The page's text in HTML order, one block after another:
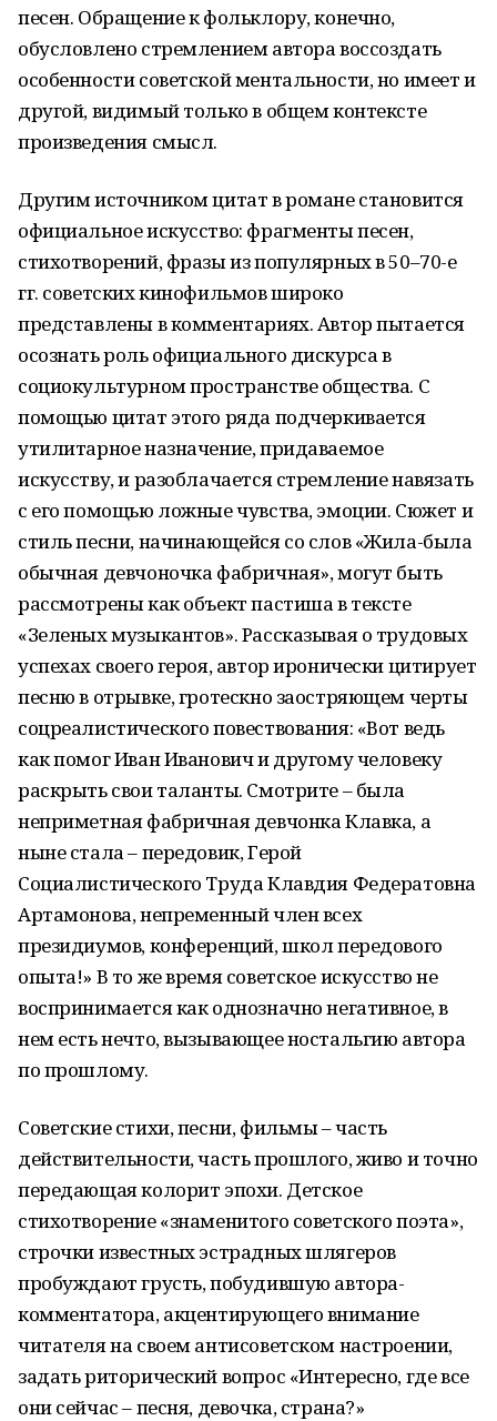
песен. Обращение к фольклору, конечно,
обусловлено стремлением автора воссоздать
особенности советской ментальности, но имеет и
другой, видимый только в общем контексте
произведения смысл.
Другим источником цитат в романе становится
официальное искусство: фрагменты песен,
стихотворений, фразы из популярных в 50–70-е
гг. советских кинофильмов широко
представлены в комментариях. Автор пытается
осознать роль официального дискурса в
социокультурном пространстве общества. С
помощью цитат этого ряда подчеркивается
утилитарное назначение, придаваемое
искусству, и разоблачается стремление навязать
с его помощью ложные чувства, эмоции. Сюжет и
стиль песни, начинающейся со слов «Жила-была
обычная девчоночка фабричная», могут быть
рассмотрены как объект пастиша в тексте
«Зеленых музыкантов». Рассказывая о трудовых
успехах своего героя, автор иронически цитирует
песню в отрывке, гротескно заостряющем черты
соцреалистического повествования: «Вот ведь
как помог Иван Иванович и другому человеку
раскрыть свои таланты. Смотрите – была
неприметная фабричная девчонка Клавка, а
ныне стала – передовик, Герой
Социалистического Труда Клавдия Федератовна
Артамонова, непременный член всех
президиумов, конференций, школ передового
опыта!» В то же время советское искусство не
воспринимается как однозначно негативное, в
нем есть нечто, вызывающее ностальгию автора
по прошлому.
Советские стихи, песни, фильмы – часть
действительности, часть прошлого, живо и точно
передающая колорит эпохи. Детское
стихотворение «знаменитого советского поэта»,
строчки известных эстрадных шлягеров
пробуждают грусть, побудившую автора-
комментатора, акцентирующего внимание
читателя на своем антисоветском настроении,
задать риторический вопрос «Интересно, где все
они сейчас – песня, девочка, страна?»